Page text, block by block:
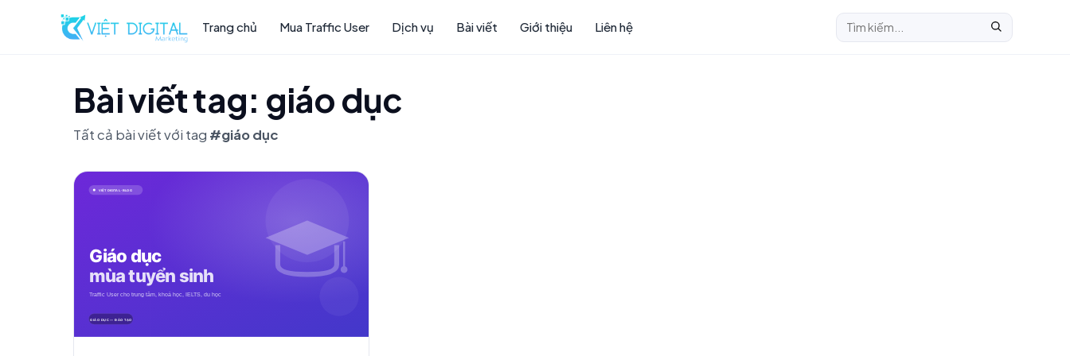
Trang chủ Mua Traffic User Dịch vụ Bài viết Giới thiệu Liên hệ
Bài viết tag: giáo dục
Tất cả bài viết với tag #giáo dục